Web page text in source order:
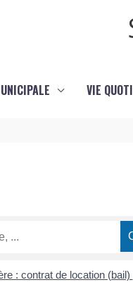
VIE
: contrat de location (bail)